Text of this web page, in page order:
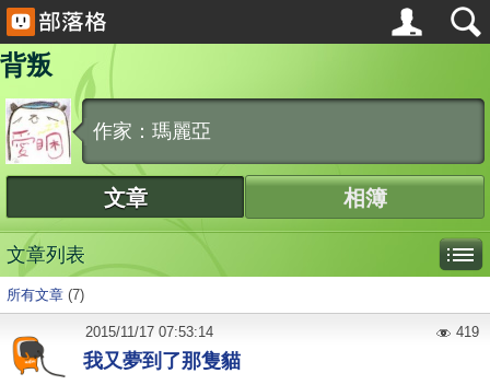
背叛
作家：瑪麗亞
文章 相簿
文章列表
所有文章 (7)
我又夢到了那隻貓
2015/11/17 07:53:14 419